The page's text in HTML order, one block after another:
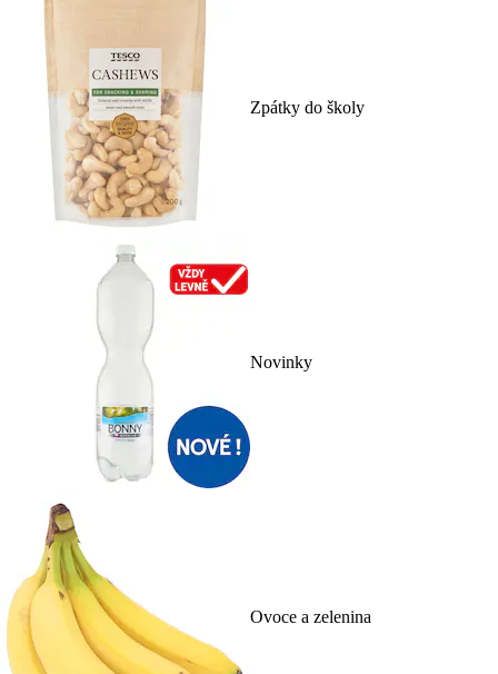
Zpátky do školy
Novinky
Ovoce a zelenina